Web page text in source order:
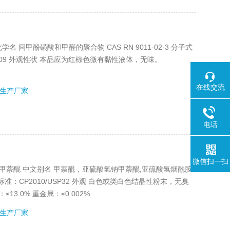
名 间甲酚磺酸和甲醛的聚合物 CAS RN 9011-02-3 分子式
外观性状 本品应为红棕色微有黏性液体，无味。
生产厂家
萘醌 中文别名 甲萘醌，亚硫酸氢钠甲萘醌,亚硫酸氢烟酰胺
：CP2010/USP32 外观 白色或类白色结晶性粉末，无臭
≤13.0% 重金属：≤0.002%
生产厂家
在线交流
电话
微信扫一扫